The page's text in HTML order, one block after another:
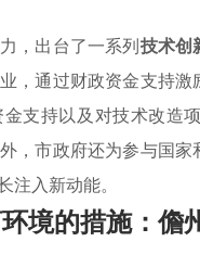
，出台了一系列技术创
，通过财政资金支持
支持以及对技术改造
，市政府还为参与国
入新动能。
境的措施：儋